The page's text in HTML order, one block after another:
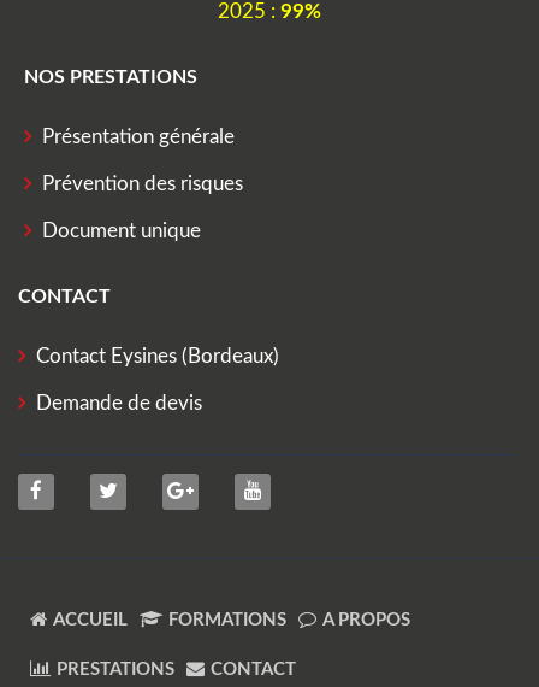
2025 : 99%
NOS PRESTATIONS
Présentation générale
Prévention des risques
Document unique
CONTACT
Contact Eysines (Bordeaux)
Demande de devis
ACCUEIL FORMATIONS A PROPOS
PRESTATIONS CONTACT